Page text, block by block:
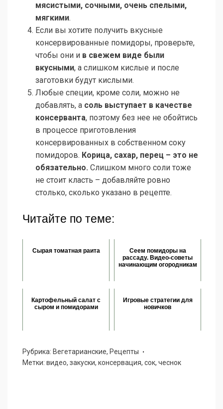
мясистыми, сочными, очень спелыми,
мягкими.
Если вы хотите получить вкусные
консервированные помидоры, проверьте,
чтобы они и в свежем виде были
вкусными, а слишком кислые и после
заготовки будут кислыми.
Любые специи, кроме соли, можно не
добавлять, а соль выступает в качестве
консерванта, поэтому без нее не обойтись
в процессе приготовления
консервированных в собственном соку
помидоров. Корица, сахар, перец – это не
обязательно. Слишком много соли тоже
не стоит класть – добавляйте ровно
столько, сколько указано в рецепте.
Читайте по теме:
Сырая томатная раита
Сеем помидоры на
рассаду. Видео-советы
начинающим огородникам
Картофельный салат с
сыром и помидорами
Игровые стратегии для
новичков
Рубрика: Вегетарианские, Рецепты
Метки: видео, закуски, консервация, сок, чеснок